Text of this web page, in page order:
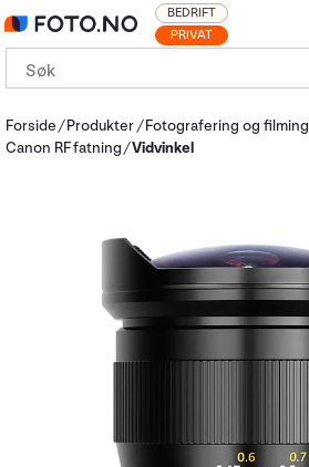
PRIVAT
BEDRIFT
Forside Produkter Fotografering og filming
Canon RF fatning
Vidvinkel